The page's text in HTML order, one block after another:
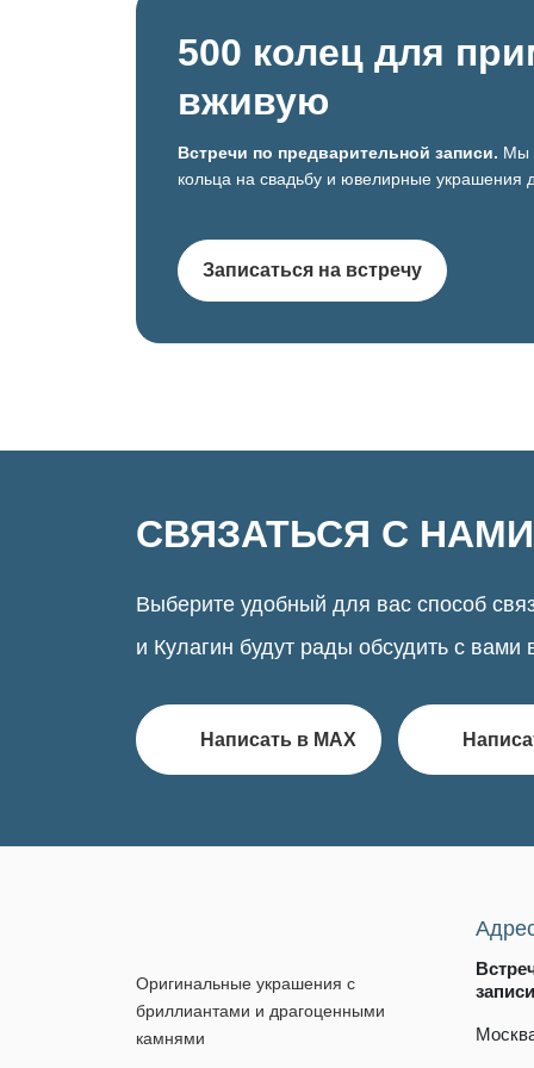
500 колец для
вживую
Встречи по предварительной записи. Мы
кольца на свадьбу и ювелирные украшения
Записаться на встречу
СВЯЗАТЬСЯ С
Выберите удобный для вас способ
и Кулагин будут рады обсудить с
Написать в MAX
Оригинальные украшения с
бриллиантами и драгоценными
камнями
записи